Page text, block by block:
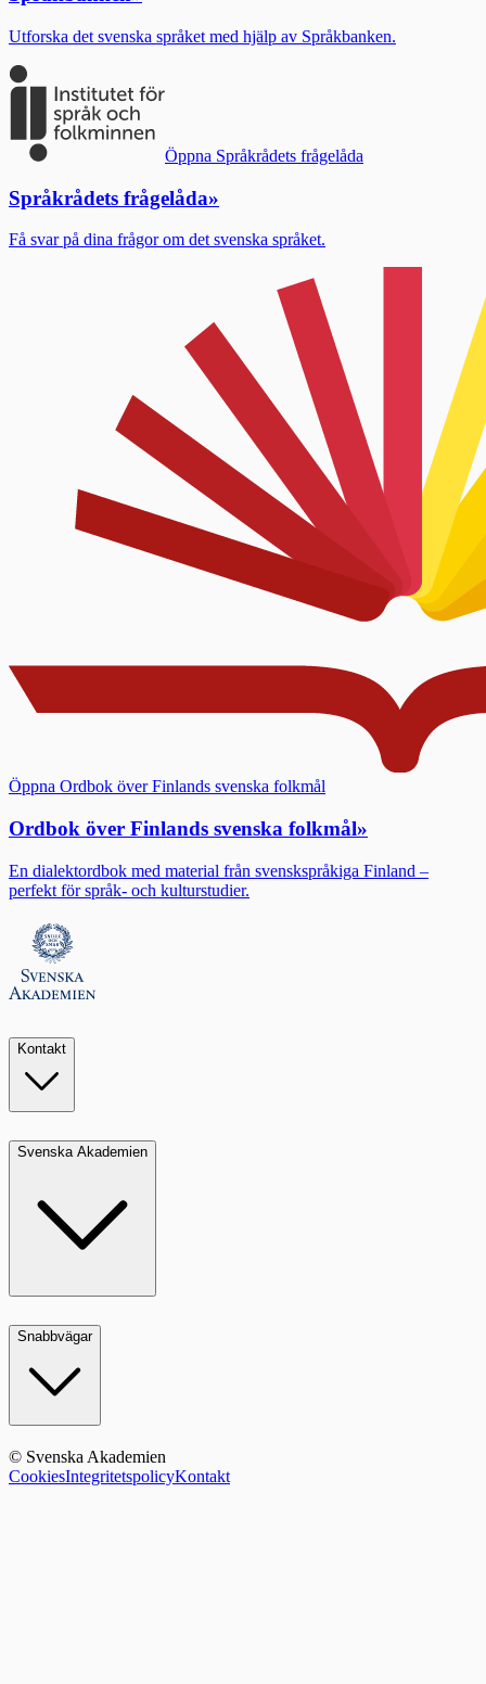
Utforska det svenska språket med hjälp av Språkbanken.
Öppna Språkrådets frågelåda
Språkrådets frågelåda»
Få svar på dina frågor om det svenska språket.
Öppna Ordbok över Finlands svenska folkmål
Ordbok över Finlands svenska folkmål»
En dialektordbok med material från svenskspråkiga Finland –
perfekt för språk- och kulturstudier.
Kontakt
Svenska Akademien
Snabbvägar
© Svenska Akademien
CookiesIntegritetspolicyKontakt